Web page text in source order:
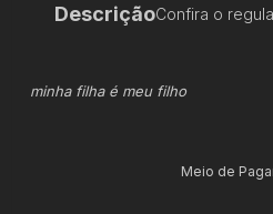
DescriçãoConfira o
minha filha é meu filho
Meio de